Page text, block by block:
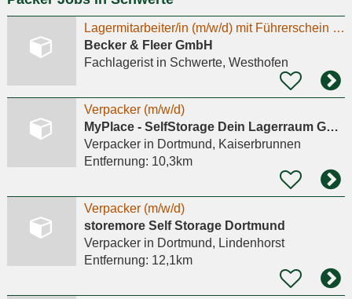
Lagermitarbeiter/in (m/w/d) mit Führerschein für Auslieferungsfahrten in Schwerte gesucht!
Becker & Fleer GmbH
Fachlageristin Schwerte, Westhofen
Verpacker (m/w/d)
MyPlace - SelfStorage Dein Lagerraum GmbH
Verpackerin Dortmund, Kaiserbrunnen
Entfernung: 10,3km
Verpacker (m/w/d)
storemore Self Storage Dortmund
Verpackerin Dortmund, Lindenhorst
Entfernung: 12,1km